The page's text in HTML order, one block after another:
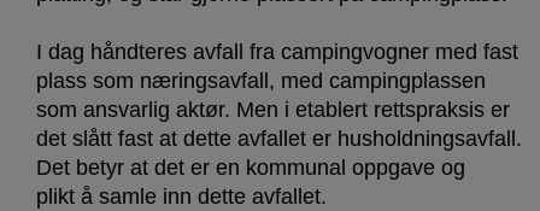
I dag håndteres avfall fra campingvogner med fast
plass som næringsavfall, med campingplassen
som ansvarlig aktør. Men i etablert rettspraksis er
det slått fast at dette avfallet er husholdningsavfall.
Det betyr at det er en kommunal oppgave og
plikt å samle inn dette avfallet.